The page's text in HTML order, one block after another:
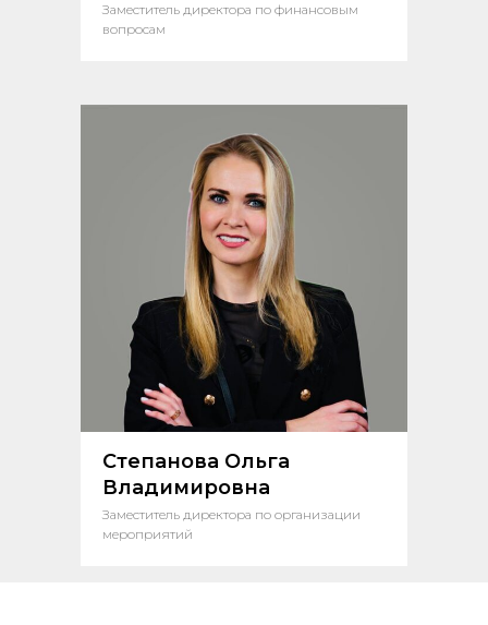
Заместитель директора по финансовым
вопросам
Степанова Ольга
Владимировна
Заместитель директора по организации
мероприятий